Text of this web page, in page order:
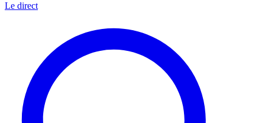
Le direct